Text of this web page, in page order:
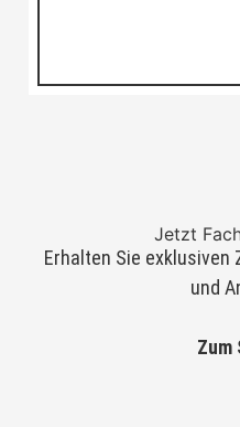
Jetzt
Erhalten Sie
und
Zum